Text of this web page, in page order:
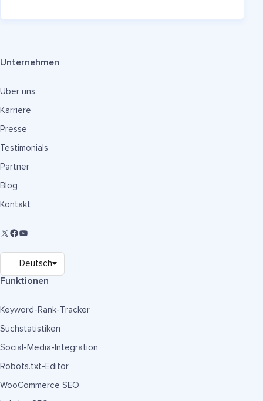
Unternehmen
Über uns
Karriere
Presse
Testimonials
Partner
Blog
Kontakt
Funktionen
Keyword-Rank-Tracker
Suchstatistiken
Social-Media-Integration
Robots.txt-Editor
WooCommerce SEO